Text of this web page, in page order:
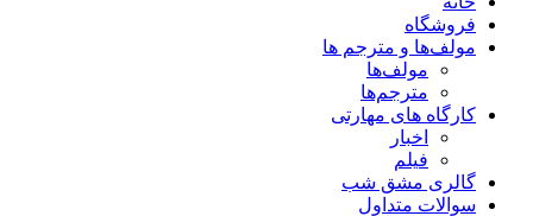
فروشگاه
مولف‌ها و مترجم ها
مولف‌ها
مترجم‌ها
کارگاه های مهارتی
اخبار
فیلم
گالری مشق شب
سوالات متداول